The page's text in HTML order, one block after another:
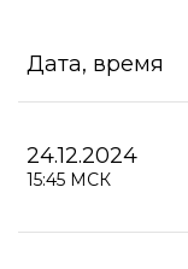
Дата, время
24.12.2024
15:45 МСК